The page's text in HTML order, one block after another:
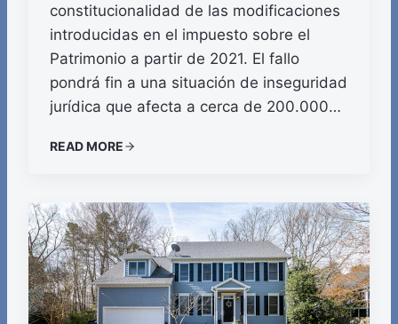
constitucionalidad de las modificaciones
introducidas en el impuesto sobre el
Patrimonio a partir de 2021. El fallo
pondrá fin a una situación de inseguridad
jurídica que afecta a cerca de 200.000…
READ MORE